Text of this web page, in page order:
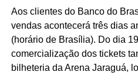
Aos clientes do Banco do
vendas acontecerá três dias
(horário de Brasília). Do dia
comercialização dos tickets
bilheteria da Arena Jaraguá,